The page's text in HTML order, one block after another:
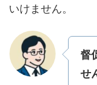
いけません。
督
せ